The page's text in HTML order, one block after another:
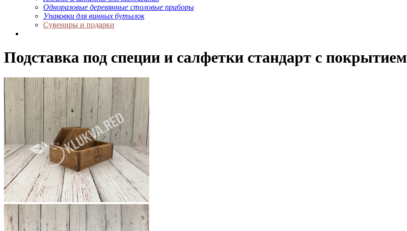
Одноразовые деревянные столовые приборы
Упаковки для винных бутылок
Сувениры и подарки
Подставка под специи и салфетки стандарт с покрытием